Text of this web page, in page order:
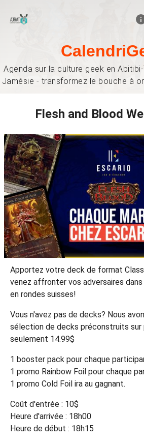
Agenda sur la culture geek en
Jamésie - transformez le bouche à
Flesh and Blood
Apportez votre deck de format
venez affronter vos adversaires dans
en rondes suisses!
Vous n'avez pas de decks? Nous
sélection de decks préconstruits sur
seulement 14.99$
1 booster pack pour chaque
1 promo Rainbow Foil pour chaque
1 promo Cold Foil ira au gagnant.
Coût d'entrée : 10$
Heure d'arrivée : 18h00
Heure de début : 18h15